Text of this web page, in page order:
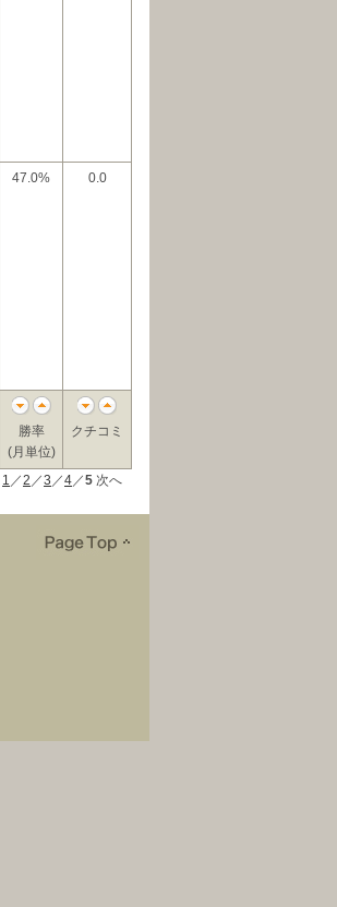
47.0% 0.0
勝率
(月単位)
クチコミ
1 ／2 ／3 ／4／5 次へ